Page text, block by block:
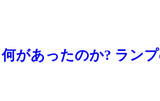
何があったのか? ラン